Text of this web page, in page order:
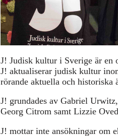
Integritetspolicy
Donera
J! Judisk kultur i Sverige är en
J! aktualiserar judisk kultur
rörande aktuella och historiska
J! grundades av Gabriel
Georg Citrom samt Lizzie
J! mottar inte ansökningar om